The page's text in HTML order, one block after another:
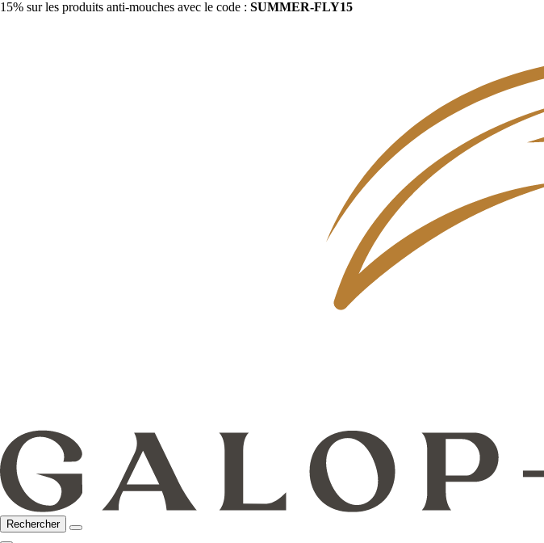
15% sur les produits anti-mouches avec le code : SUMMER-FLY15
Rechercher